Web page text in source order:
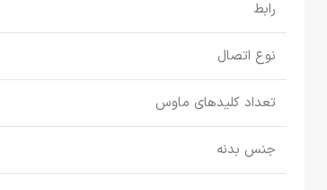
رابط
نوع اتصال
تعداد کلیدهای ماوس
جنس بدنه